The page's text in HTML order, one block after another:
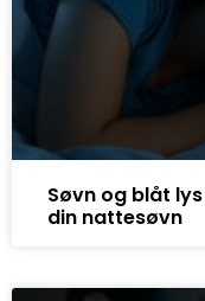
Søvn og blåt
din nattesøvn